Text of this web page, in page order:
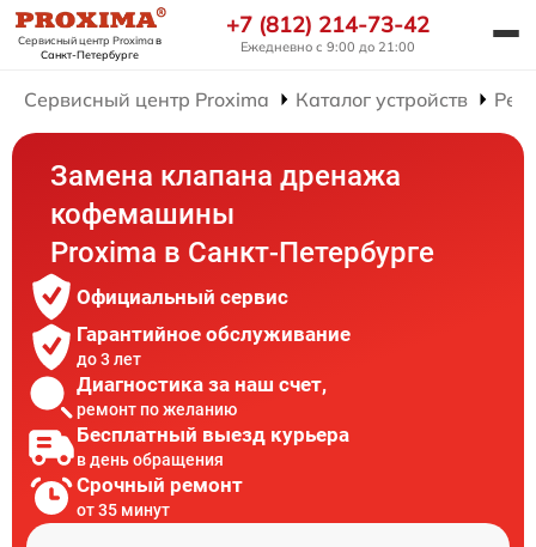
Сервисный центр Proximaв
Санкт-Петербурге
+7 (812) 214-73-42
Ежедневно с 9:00 до 21:00
Сервисный центр Proxima Каталог устройств
Замена клапана дренажа
кофемашины
Proxima в Санкт-Петербурге
Официальный сервис
Гарантийное обслуживание
до 3 лет
Диагностика за наш счет,
ремонт по желанию
Бесплатный выезд курьера
в день обращения
Срочный ремонт
от 35 минут